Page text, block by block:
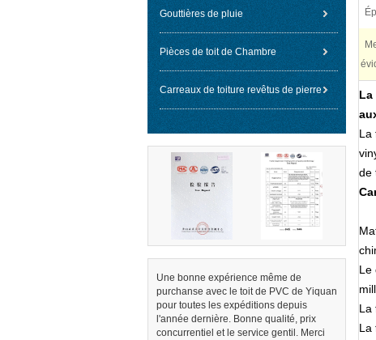
Gouttières de pluie
Pièces de toit de Chambre
Carreaux de toiture revêtus de pierre
Une bonne expérience même de
purchanse avec le toit de PVC de Yiquan
pour toutes les expéditions depuis
l'année dernière. Bonne qualité, prix
concurrentiel et le service gentil. Merci
La
La
de
Le
La
La